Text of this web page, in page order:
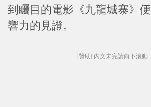
到矚目的電影《九龍城寨》
響力的見證。
[贊助] 內文未完請向下滾動